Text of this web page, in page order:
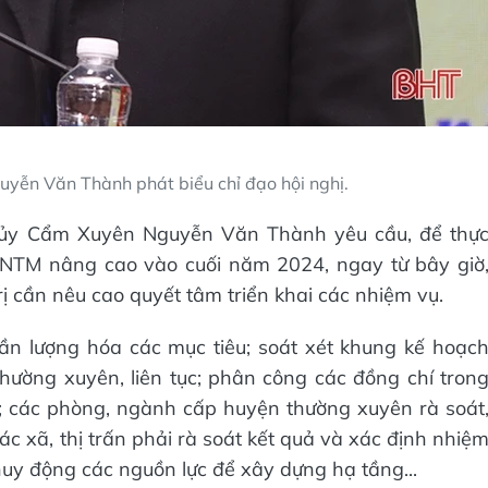
Văn Thành phát biểu chỉ đạo hội nghị.
Cẩm Xuyên Nguyễn Văn Thành yêu cầu, để thực
nâng cao vào cuối năm 2024, ngay từ bây giờ,
nêu cao quyết tâm triển khai các nhiệm vụ.
lượng hóa các mục tiêu; soát xét khung kế hoạch
xuyên, liên tục; phân công các đồng chí trong
phòng, ngành cấp huyện thường xuyên rà soát,
xã, thị trấn phải rà soát kết quả và xác định nhiệm
động các nguồn lực để xây dựng hạ tầng...